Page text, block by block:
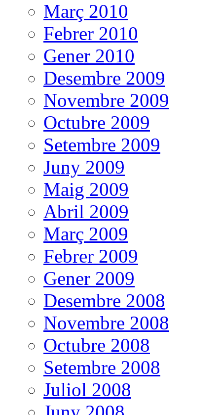
Març 2010
Febrer 2010
Gener 2010
Desembre 2009
Novembre 2009
Octubre 2009
Setembre 2009
Juny 2009
Maig 2009
Abril 2009
Març 2009
Febrer 2009
Gener 2009
Desembre 2008
Novembre 2008
Octubre 2008
Setembre 2008
Juliol 2008